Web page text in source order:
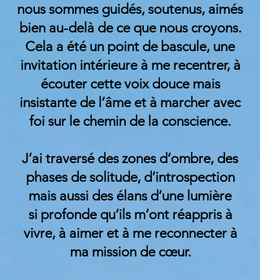
nous sommes guidés, soutenus, aimés
bien au-delà de ce que nous croyons.
Cela a été un point de bascule, une
invitation intérieure à me recentrer, à
écouter cette voix douce mais
insistante de l’âme et à marcher avec
foi sur le chemin de la conscience.
J’ai traversé des zones d’ombre, des
phases de solitude, d’introspection
mais aussi des élans d’une lumière
si profonde qu’ils m’ont réappris à
vivre, à aimer et à me reconnecter à
ma mission de cœur.